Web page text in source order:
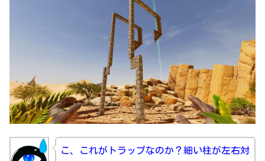
こ、これがトラップなのか？細い柱が左右対